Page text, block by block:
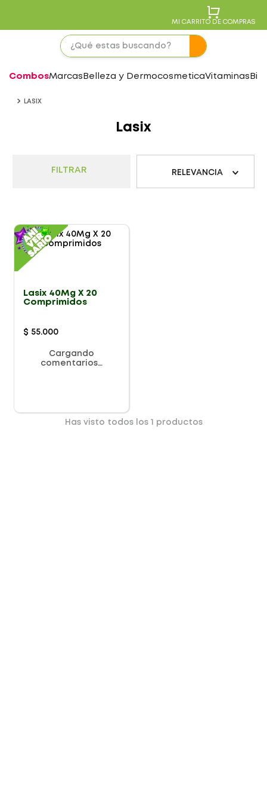
MI CARRITO DE COMPRAS
CombosMarcas Belleza y DermocosmeticaVitaminas
LASIX
Lasix
FILTRAR RELEVANCIA
Lasix 40Mg X 20
Comprimidos
$ 55.000
Cargando
comentarios…
Has visto todos los productos